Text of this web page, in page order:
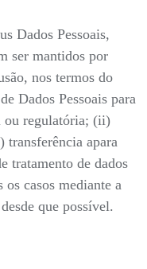
Dados Pessoais,
ser mantidos por
nos termos do
Dados Pessoais para
ou regulatória; (ii)
transferência apara
tratamento de dados
casos mediante a
que possível.